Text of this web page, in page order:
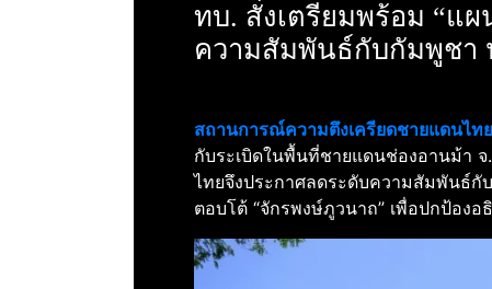
ทบ. สั่งเตรียมพร้อม “แ
ความสัมพันธ์กับกัมพูชา
สถานการณ์ความตึงเครียดชายแดนไ
กับระเบิดในพื้นที่ชายแดนช่องอานม้า
ไทยจึงประกาศลดระดับความสัมพันธ์กั
ตอบโต้ “จักรพงษ์ภูวนาถ” เพื่อปกป้อง